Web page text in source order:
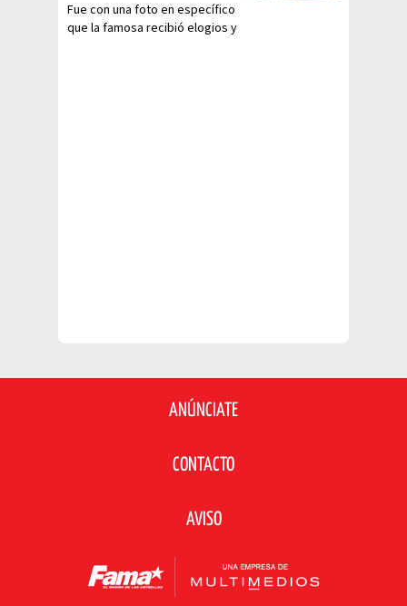
Fue con una foto en específico
que la famosa recibió elogios y
ANÚNCIATE
CONTACTO
AVISO